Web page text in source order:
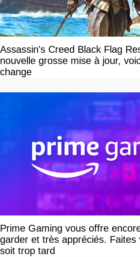
Assassin's Creed Black Flag
nouvelle grosse mise à jour,
change
Prime Gaming vous offre
garder et très appréciés. Faites
soit trop tard